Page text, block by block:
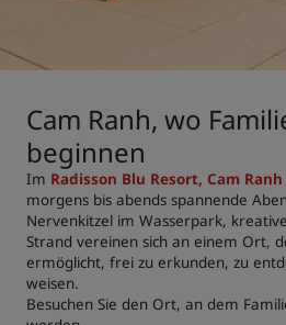
Cam Ranh, wo
beginnen
Im Radisson Blu Resort, Cam Ranh
morgens bis abends spannende
Nervenkitzel im Wasserpark,
Strand vereinen sich an einem Ort,
ermöglicht, frei zu erkunden, zu
weisen.
Besuchen Sie den Ort, an dem